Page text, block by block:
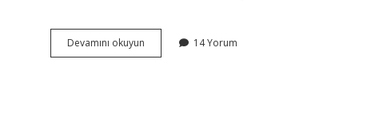
Devamını okuyun
Süreli
14 Yorum